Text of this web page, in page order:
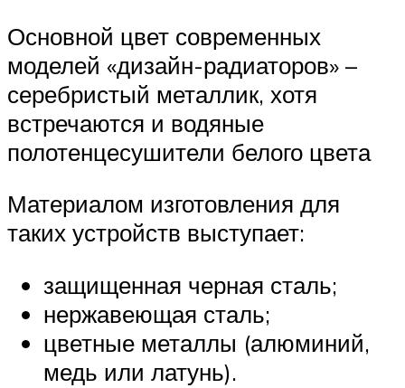
Основной цвет современных
моделей «дизайн-радиаторов» –
серебристый металлик, хотя
встречаются и водяные
полотенцесушители белого цвета
Материалом изготовления для
таких устройств выступает:
защищенная черная сталь;
нержавеющая сталь;
цветные металлы (алюминий,
медь или латунь).